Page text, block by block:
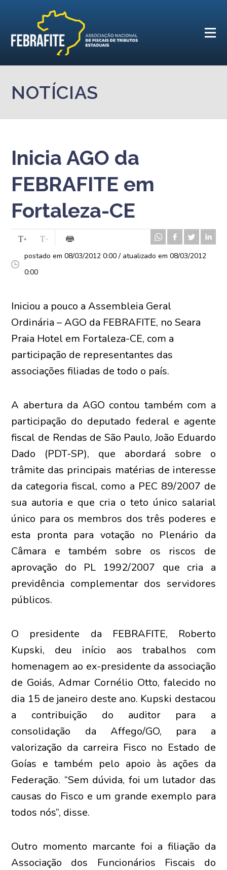
NOTÍCIAS
Inicia AGO da
FEBRAFITE em
Fortaleza-CE
postado em 08/03/2012 0:00 / atualizado em 08/03/2012
0:00
Iniciou a pouco a Assembleia Geral
Ordinária – AGO da FEBRAFITE, no Seara
Praia Hotel em Fortaleza-CE, com a
participação de representantes das
associações filiadas de todo o país.
A abertura da AGO contou também com a
participação do deputado federal e agente
fiscal de Rendas de São Paulo, João Eduardo
Dado (PDT-SP), que abordará sobre o
trâmite das principais matérias de interesse
da categoria fiscal, como a PEC 89/2007 de
sua autoria e que cria o teto único salarial
único para os membros dos três poderes e
esta pronta para votação no Plenário da
Câmara e também sobre os riscos de
aprovação do PL 1992/2007 que cria a
previdência complementar dos servidores
públicos.
O presidente da FEBRAFITE, Roberto
Kupski, deu início aos trabalhos com
homenagem ao ex-presidente da associação
de Goiás, Admar Cornélio Otto, falecido no
dia 15 de janeiro deste ano. Kupski destacou
a contribuição do auditor para a
consolidação da Affego/GO, para a
valorização da carreira Fisco no Estado de
Goías e também pelo apoio às ações da
Federação. “Sem dúvida, foi um lutador das
causas do Fisco e um grande exemplo para
todos nós”, disse.
Outro momento marcante foi a filiação da
Associação dos Funcionários Fiscais do